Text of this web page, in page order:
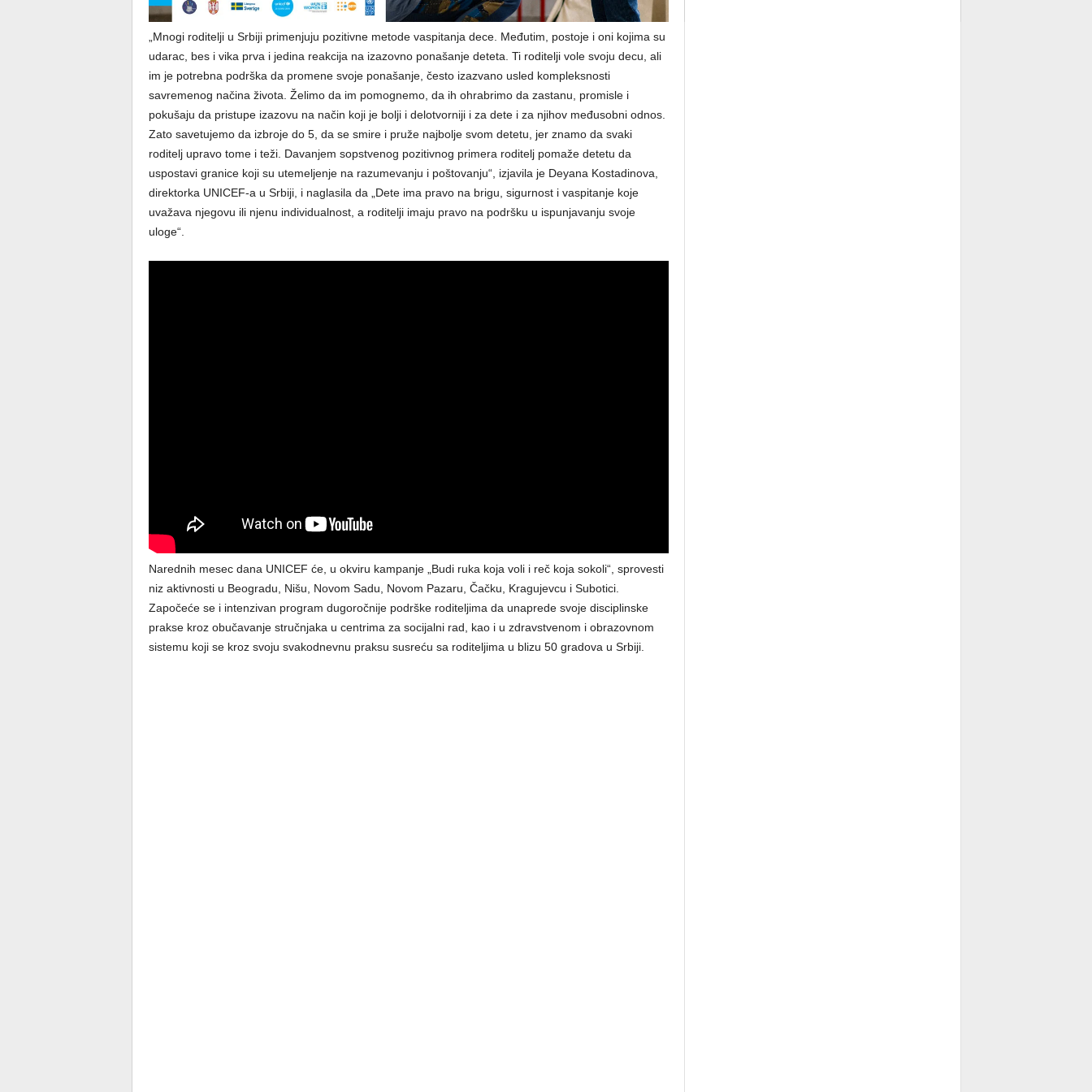
„Mnogi roditelji u Srbiji primenjuju pozitivne metode vaspitanja dece. Međutim, postoje i oni kojima su
udarac, bes i vika prva i jedina reakcija na izazovno ponašanje deteta. Ti roditelji vole svoju decu, ali
im je potrebna podrška da promene svoje ponašanje, često izazvano usled kompleksnosti
savremenog načina života. Želimo da im pomognemo, da ih ohrabrimo da zastanu, promisle i
pokušaju da pristupe izazovu na način koji je bolji i delotvorniji i za dete i za njihov međusobni odnos.
Zato savetujemo da izbroje do 5, da se smire i pruže najbolje svom detetu, jer znamo da svaki
roditelj upravo tome i teži. Davanjem sopstvenog pozitivnog primera roditelj pomaže detetu da
uspostavi granice koji su utemeljenje na razumevanju i poštovanju“, izjavila je Deyana Kostadinova,
direktorka UNICEF-a u Srbiji, i naglasila da „Dete ima pravo na brigu, sigurnost i vaspitanje koje
uvažava njegovu ili njenu individualnost, a roditelji imaju pravo na podršku u ispunjavanju svoje
uloge“.
Narednih mesec dana UNICEF će, u okviru kampanje „Budi ruka koja voli i reč koja sokoli“, sprovesti
niz aktivnosti u Beogradu, Nišu, Novom Sadu, Novom Pazaru, Čačku, Kragujevcu i Subotici.
Započeće se i intenzivan program dugoročnije podrške roditeljima da unaprede svoje disciplinske
prakse kroz obučavanje stručnjaka u centrima za socijalni rad, kao i u zdravstvenom i obrazovnom
sistemu koji se kroz svoju svakodnevnu praksu susreću sa roditeljima u blizu 50 gradova u Srbiji.